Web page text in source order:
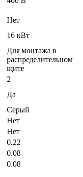
Нет
16 кВт
Для монтажа в
распределительном
щите
2
Да
Серый
Нет
Нет
0.22
0.08
0.08